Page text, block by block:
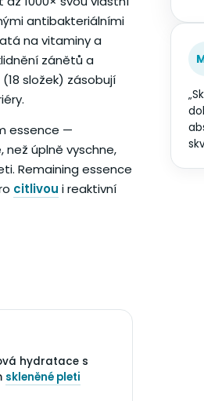
antibakteriálními
na vitaminy a
zánětů a
složek) zásobují
essence —
než úplně vyschne,
Remaining essence
citlivou i reaktivní
hydratace s
skleněné pleti